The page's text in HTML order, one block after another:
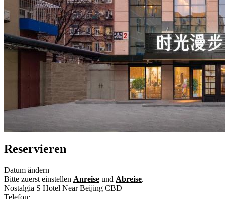
Reservieren
Datum ändern
Bitte zuerst einstellen Anreise und Abreise.
Nostalgia S Hotel Near Beijing CBD
Telefon: